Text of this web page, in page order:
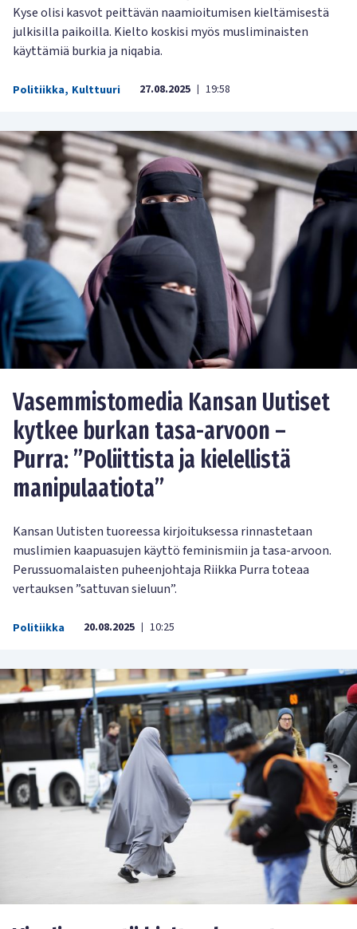
Kyse olisi kasvot peittävän naamioitumisen kieltämisestä
julkisilla paikoilla. Kielto koskisi myös musliminaisten
käyttämiä burkia ja niqabia.
Politiikka, Kulttuuri 27.08.2025 | 19:58
Vasemmistomedia Kansan Uutiset
kytkee burkan tasa-arvoon –
Purra: ”Poliittista ja kielellistä
manipulaatiota”
Kansan Uutisten tuoreessa kirjoituksessa rinnastetaan
muslimien kaapuasujen käyttö feminismiin ja tasa-arvoon.
Perussuomalaisten puheenjohtaja Riikka Purra toteaa
vertauksen ”sattuvan sieluun”.
Politiikka 20.08.2025 | 10:25